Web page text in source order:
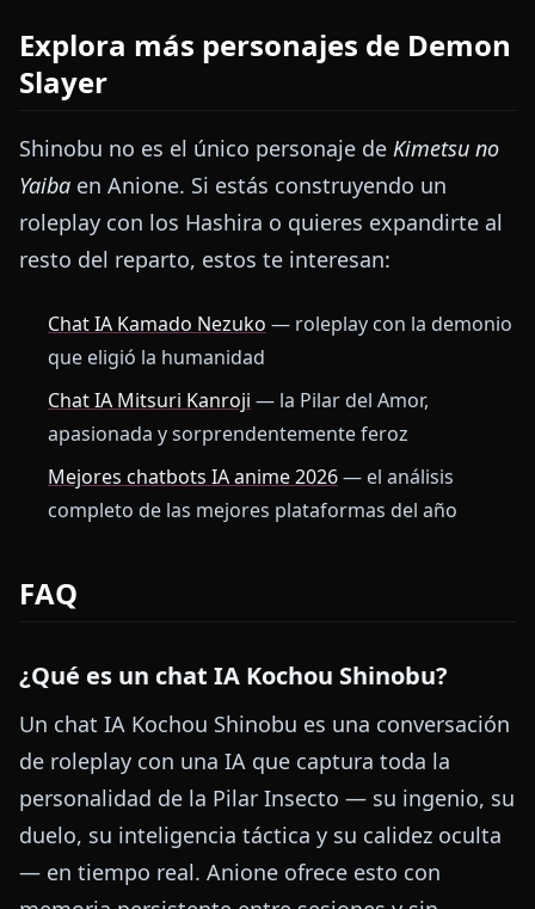
Explora más personajes de Demon
Slayer
Shinobu no es el único personaje de Kimetsu no
Yaiba en Anione. Si estás construyendo un
roleplay con los Hashira o quieres expandirte al
resto del reparto, estos te interesan:
Chat IA Kamado Nezuko — roleplay con la demonio
que eligió la humanidad
Chat IA Mitsuri Kanroji — la Pilar del Amor,
apasionada y sorprendentemente feroz
Mejores chatbots IA anime 2026— el análisis
completo de las mejores plataformas del año
FAQ
¿Qué es un chat IA Kochou Shinobu?
Un chat IA Kochou Shinobu es una conversación
de roleplay con una IA que captura toda la
personalidad de la Pilar Insecto — su ingenio, su
duelo, su inteligencia táctica y su calidez oculta
— en tiempo real. Anione ofrece esto con